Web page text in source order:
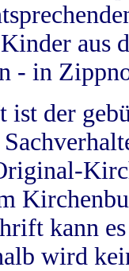
aus
- in
ist der
kann
wird